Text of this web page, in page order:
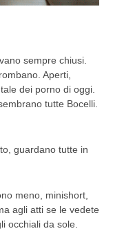
sempre chiusi.
Aperti,
dei porno di oggi.
tutte Bocelli.
guardano tutte in
meno, minishort,
agli atti se le vedete
occhiali da sole.